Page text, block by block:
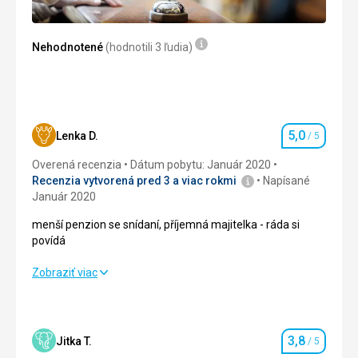
bylo zasypáno mnoha dekoracemi, působilo to na nás
nejednotně, chaoticky, přeplácaně. Škoda prvního dojmu.
Táto recenzia bola preložená automaticky pomocou
Nehodnotené(hodnotili 3 ľudia)
Lenka D. Hodnotenie
5,0 / 5
Overená recenzia
Dátum pobytu: Január 2020
Recenzia vytvorená pred 3 a viac rokmi
Napísané
Január 2020
menší penzion se snídaní, příjemná majitelka - ráda si
povídá
menší penzion se snídaní, příjemná majitelka - ráda si
Ubytovanie 5,0/ 5
Zobraziť viac
Jitka T. Hodnotenie
3,8 / 5